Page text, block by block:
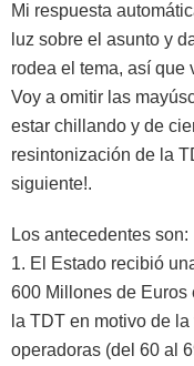
Mi respuesta
luz sobre el asunto y
rodea el tema, así que
Voy a omitir las
estar chillando y de
resintonización de la
siguiente!.
Los antecedentes son:
1. El Estado recibió
600 Millones de Euros
la TDT en motivo de
operadoras (del 60 al